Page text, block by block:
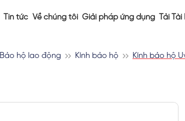
Tin tức Về chúng tôi Giải pháp ứng dụng Tải
Bảo hộ lao động Kính bảo hộ Kính bảo hộ